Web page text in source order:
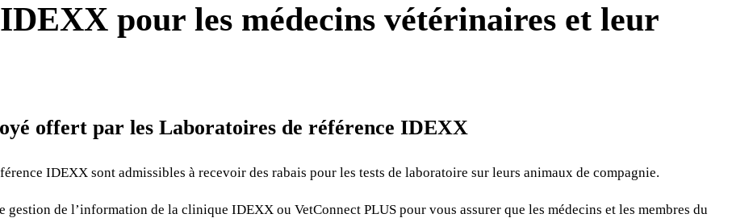
pour les médecins vétérinaires et leur
offert par les Laboratoires de référence IDEXX
IDEXX sont admissibles à recevoir des rabais pour les tests de laboratoire sur leurs animaux de compagnie.
de l’information de la clinique IDEXX ou VetConnect PLUS pour vous assurer que les médecins et les membres du